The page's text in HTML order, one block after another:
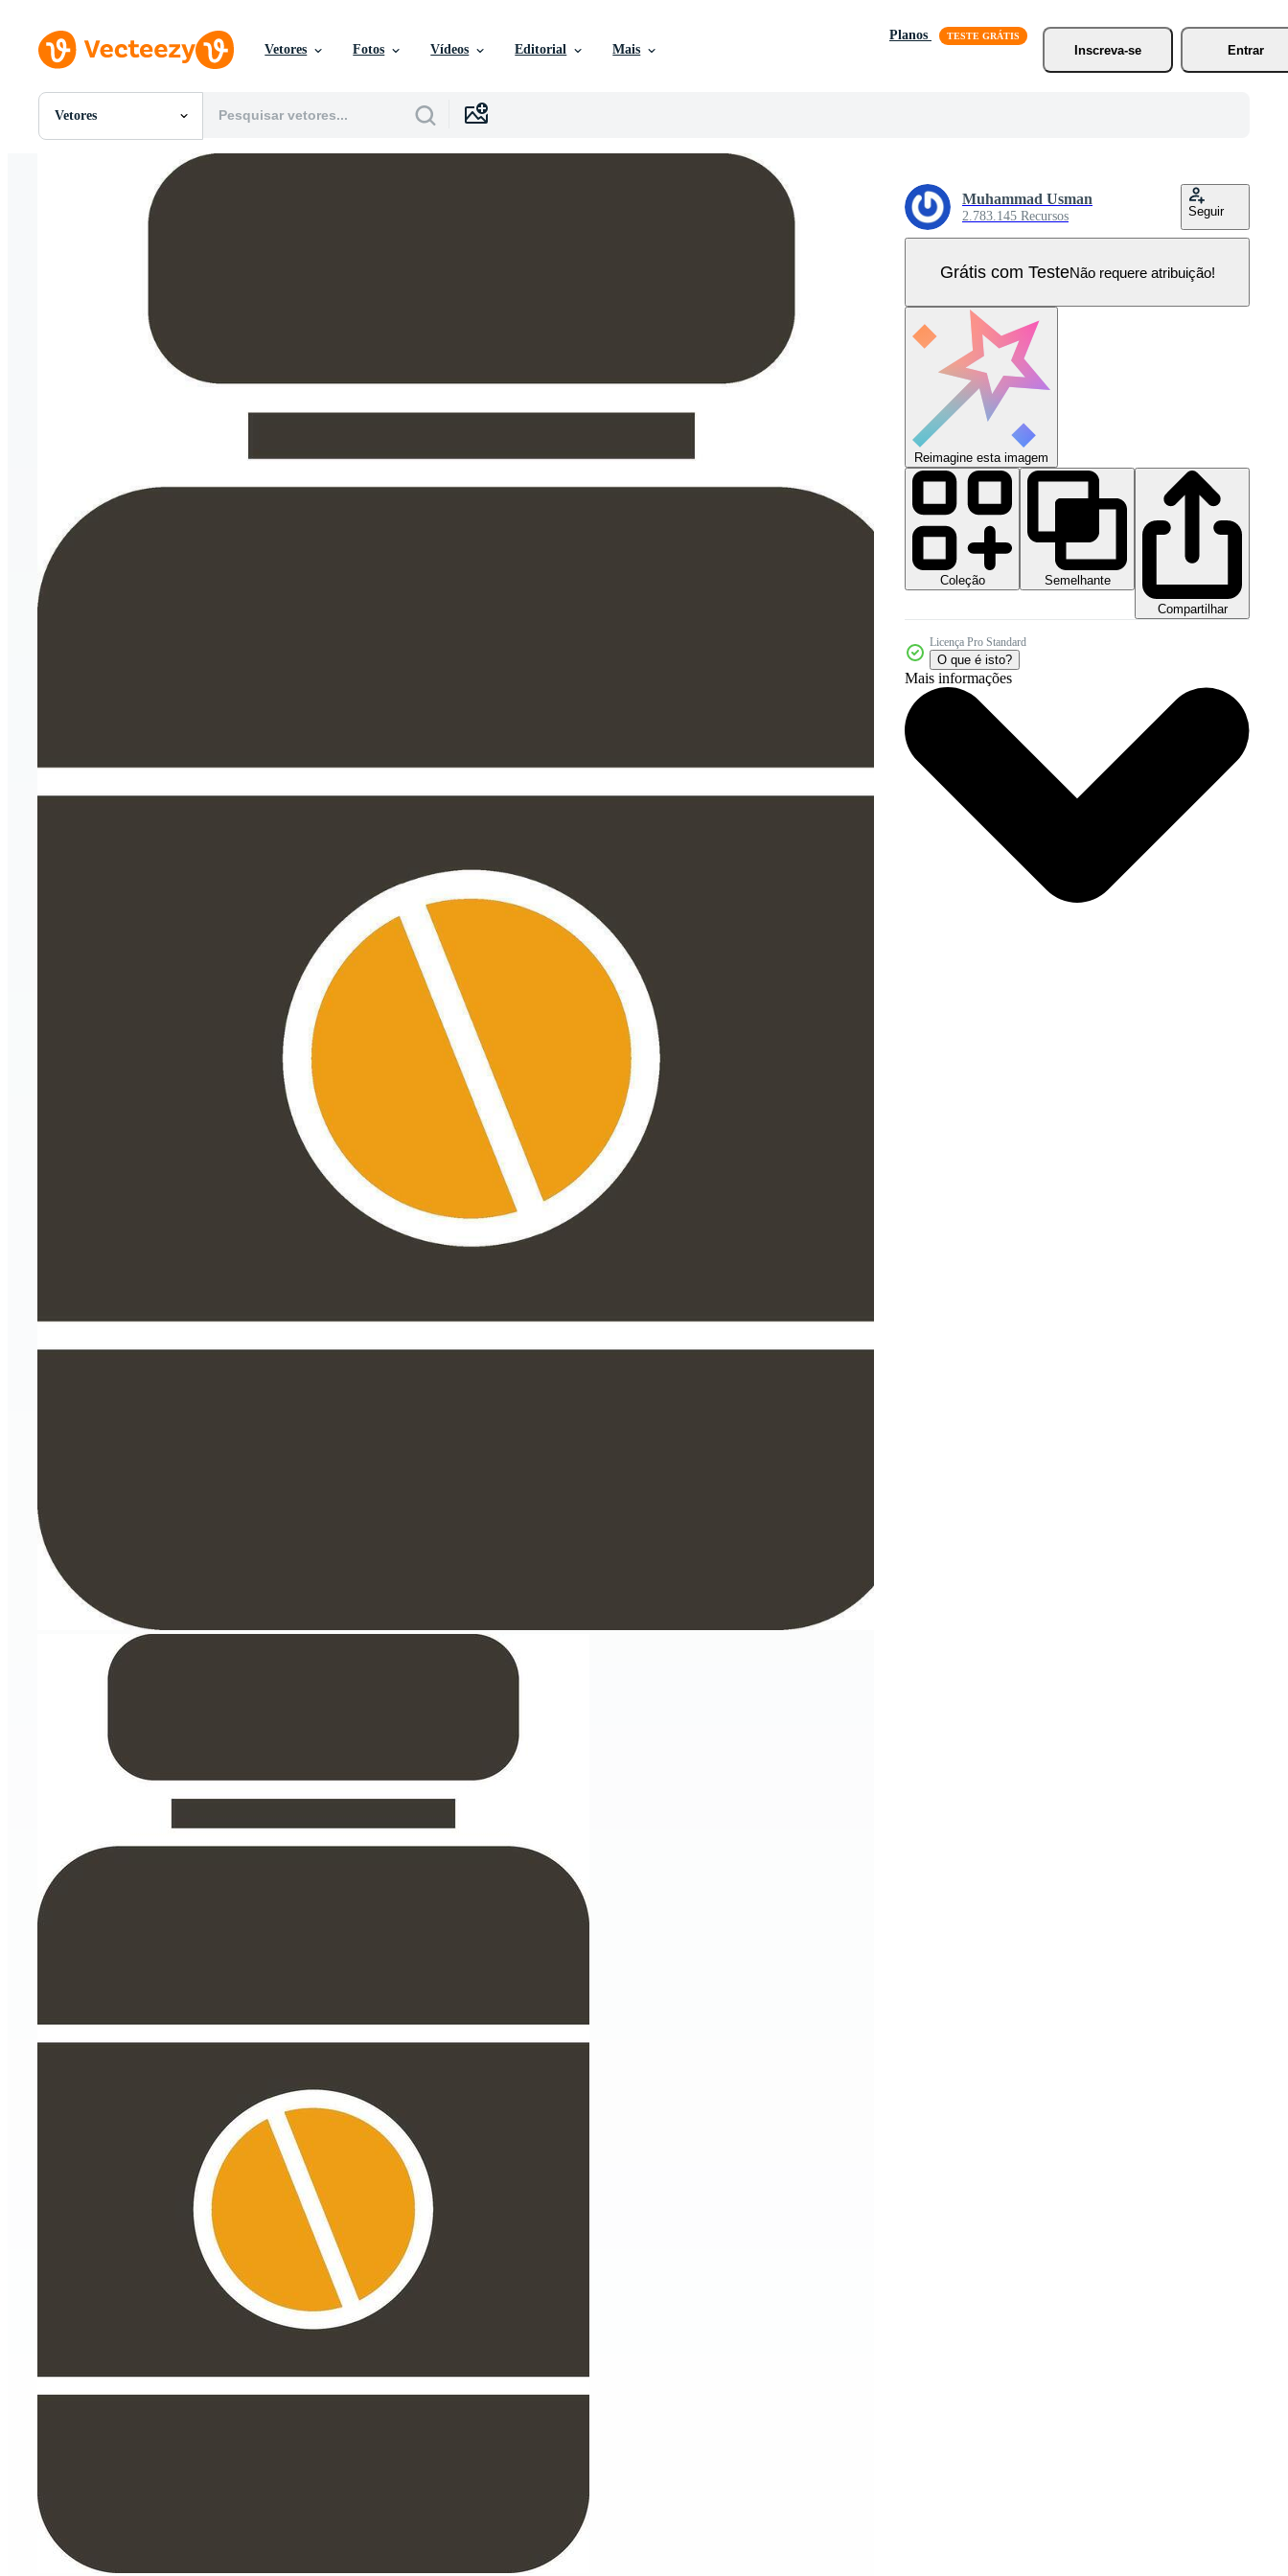
Vetores Fotos Vídeos Editorial Mais
Planos
Inscreva-se
Entrar
Vetores
Todas Imagens
Imagens Editoriais
Eventos Editoriais
Muhammad Usman
2.783.145 Recursos Seguir
Grátis com TesteNão requere atribuição!
Reimagine esta imagem
Coleção
Semelhante
Compartilhar
Licença Pro Standard
O que é isto?
Mais informações